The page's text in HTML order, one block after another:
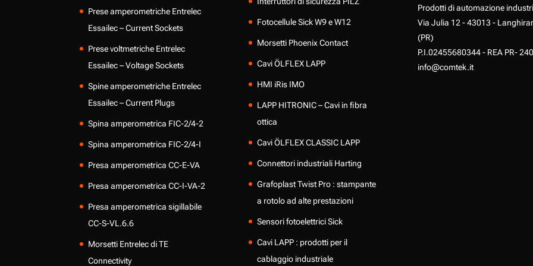
Prese amperometriche Entrelec
Essailec – Current Sockets
Prese voltmetriche Entrelec
Essailec – Voltage Sockets
Spine amperometriche Entrelec
Essailec – Current Plugs
Spina amperometrica FIC-2/4-2
Spina amperometrica FIC-2/4-I
Presa amperometrica CC-E-VA
Presa amperometrica CC-I-VA-2
Presa amperometrica sigillabile
CC-S-VL.6.6
Morsetti Entrelec di TE
Connectivity
Fotocellule Sick W9 e W12
Morsetti Phoenix Contact
Cavi ÖLFLEX LAPP
HMI iRis IMO
LAPP HITRONIC – Cavi in fibra
ottica
Cavi ÖLFLEX CLASSIC LAPP
Connettori industriali Harting
Grafoplast Twist Pro : stampante
a rotolo ad alte prestazioni
Sensori fotoelettrici Sick
Cavi LAPP : prodotti per il
cablaggio industriale
Prodotti di automazione
Via Julia 12 - 43013 -
(PR)
P.I.02455680344 - REA PR-
info@comtek.it